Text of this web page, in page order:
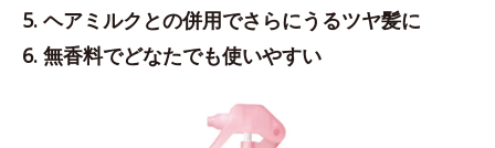
5. ヘアミルクとの併用でさらにうるツヤ髪に
6. 無香料でどなたでも使いやすい